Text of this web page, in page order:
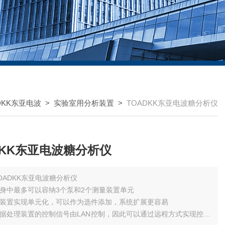
东亚电波 > 实验室用分析装置 > TOADKK东亚电波糖分析仪
东亚电波糖分析仪
东亚电波糖分析仪
中最多可以容纳3个泵和2个测量装置单元
置实现单元化，可以作为选件添加，系统扩展更容易
处理装置的控制信号由LAN控制，因此可以通过远程方式实现控制